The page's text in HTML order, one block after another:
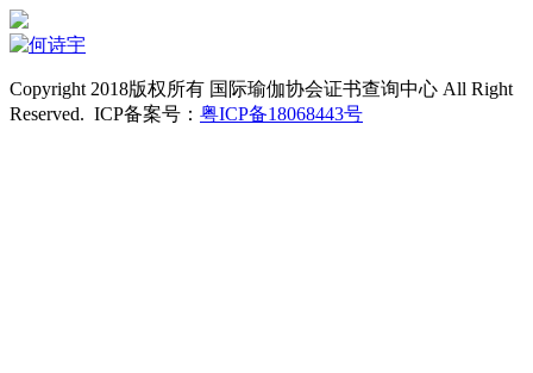
Copyright 2018版权所有 国际瑜伽协会证书查询中心 All Right
Reserved. ICP备案号： 粤ICP备18068443号